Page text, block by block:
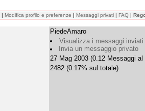
| Modifica profilo e preferenze | Messaggi privati | FAQ |
PiedeAmaro
Visualizza i messaggi
Invia un messaggio privato
27 Mag 2003 (0.12 Messaggi al
2482 (0.17% sul totale)